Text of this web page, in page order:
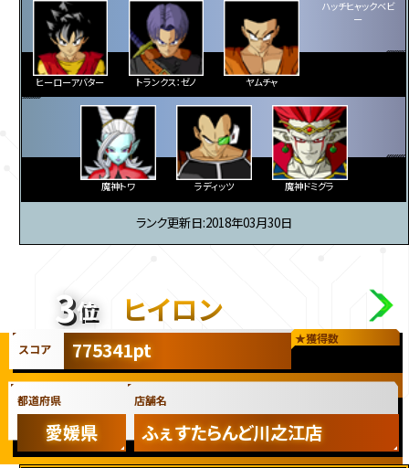
ヒーローアバター トランクス：ゼノ ヤムチャ
ー
魔神トワ ラディッツ 魔神ドミグラ
ランク更新日:2018年03月30日
3位 ヒイロン
★獲得数
775341pt
都道府県
愛媛県
店舗名
ふぇすたらんど川之江店